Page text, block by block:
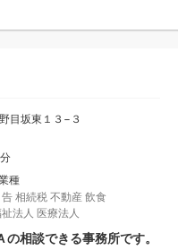
目坂東１３−３
種
相続税 不動産 飲食
法人 医療法人
相談できる事務所です。